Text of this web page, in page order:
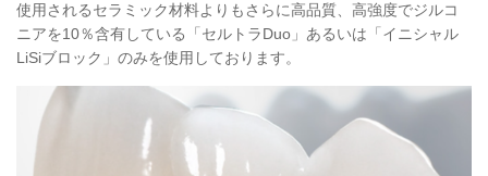
使用されるセラミック材料よりもさらに高品質、高強度でジルコ
ニアを10％含有している「セルトラDuo」あるいは「イニシャル
LiSiブロック」のみを使用しております。